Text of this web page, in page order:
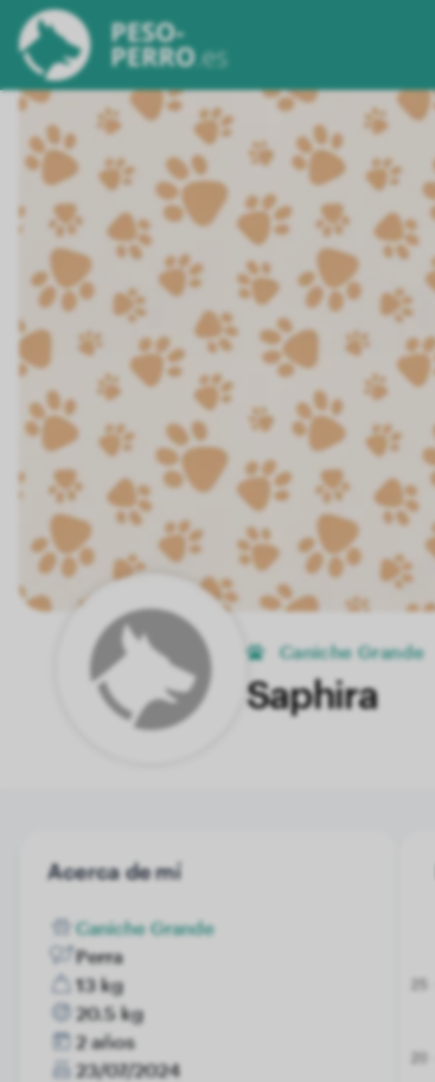
Caniche Grande
Saphira
Acerca de mí
Caniche Grande
Perra
13 kg
20.5 kg
2 años
23/07/2024